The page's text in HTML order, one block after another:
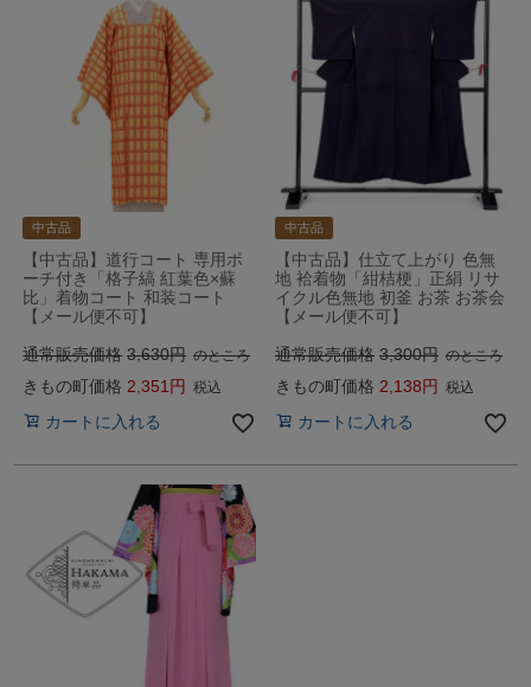
中古品
【中古品】道行コート 専用ポ
ーチ付き「格子縞 紅葉色×蘇
比」着物コート 和装コート
【メール便不可】
通常販売価格 3,630 のところ
きもの町価格 2,351 税込
カートに入れる
中古品
【中古品】仕立て上がり 色無
地 袷着物「紺桔梗」正絹 リサ
イクル色無地 初釜 お茶 お茶会
【メール便不可】
通常販売価格 3,300 のところ
きもの町価格 2,138 税込
カートに入れる